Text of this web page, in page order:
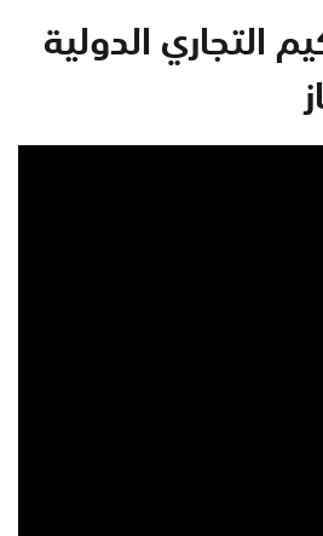
التجاري الدولية